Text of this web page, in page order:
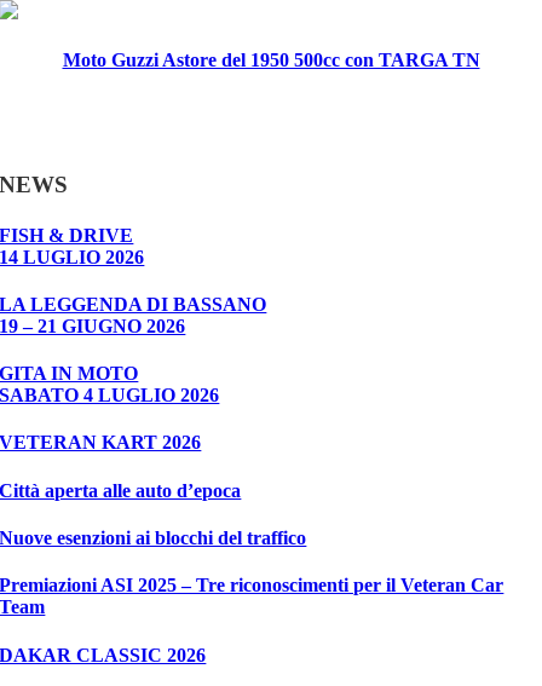
Moto Guzzi Astore del 1950 500cc con TARGA TN
NEWS
FISH & DRIVE
14 LUGLIO 2026
LA LEGGENDA DI BASSANO
19 – 21 GIUGNO 2026
GITA IN MOTO
SABATO 4 LUGLIO 2026
VETERAN KART 2026
Città aperta alle auto d’epoca
Nuove esenzioni ai blocchi del traffico
Premiazioni ASI 2025 – Tre riconoscimenti per il Veteran Car
Team
DAKAR CLASSIC 2026